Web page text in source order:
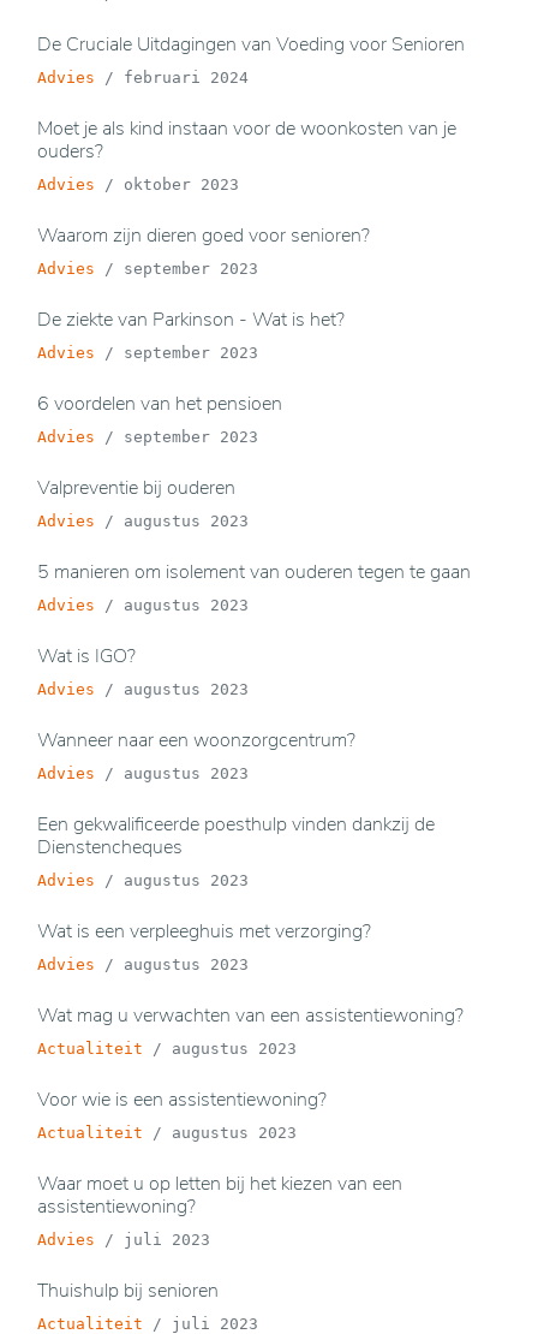
De Cruciale Uitdagingen van Voeding voor Senioren
Advies / februari 2024
Moet je als kind instaan voor de woonkosten van je
ouders?
Advies / oktober 2023
Waarom zijn dieren goed voor senioren?
Advies / september 2023
De ziekte van Parkinson - Wat is het?
Advies / september 2023
6 voordelen van het pensioen
Advies / september 2023
Valpreventie bij ouderen
Advies / augustus 2023
5 manieren om isolement van ouderen tegen te gaan
Advies / augustus 2023
Wat is IGO?
Advies / augustus 2023
Wanneer naar een woonzorgcentrum?
Advies / augustus 2023
Een gekwalificeerde poesthulp vinden dankzij de
Dienstencheques
Advies / augustus 2023
Wat is een verpleeghuis met verzorging?
Advies / augustus 2023
Wat mag u verwachten van een assistentiewoning?
Actualiteit / augustus 2023
Voor wie is een assistentiewoning?
Actualiteit / augustus 2023
Waar moet u op letten bij het kiezen van een
assistentiewoning?
Advies / juli 2023
Thuishulp bij senioren
Actualiteit / juli 2023